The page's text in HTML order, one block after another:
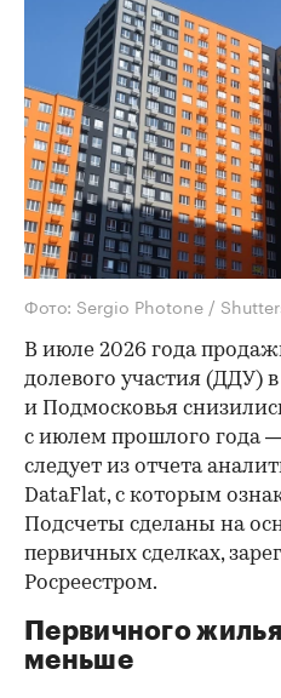
Фото: Sergio Photone /
В июле 2026 года
долевого участия (ДДУ)
и Подмосковья
с июлем прошлого года
следует из отчета
DataFlat, с которым
Подсчеты сделаны на
первичных сделках,
Росреестром.
Первичного
меньше